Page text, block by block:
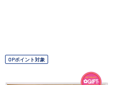
OPポイント対象